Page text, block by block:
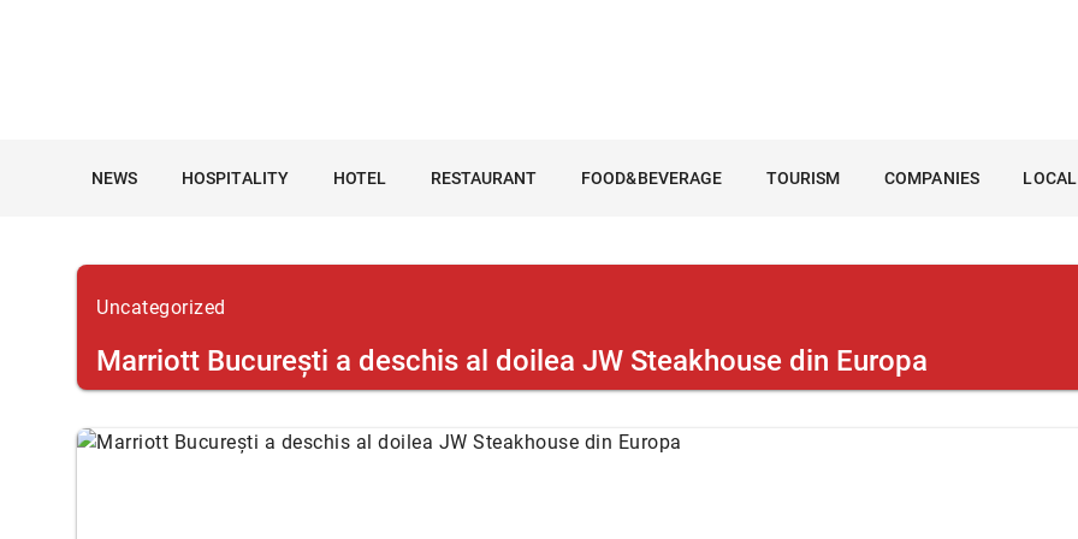
NEWS HOSPITALITY HOTEL RESTAURANT FOOD&BEVERAGE TOURISM COMPANIES
Uncategorized
Marriott Bucureşti a deschis al doilea JW Steakhouse din Europa